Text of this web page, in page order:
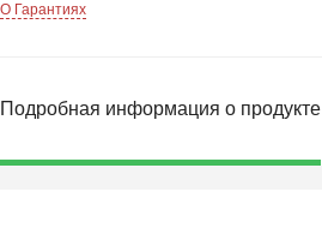
О Гарантиях
Подробная информация о продукте